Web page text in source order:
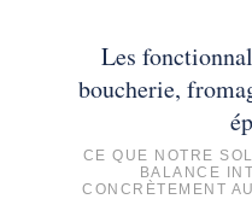
Les
boucherie,
CE QUE NOTRE
BALANCE
CONCRÈTEMENT